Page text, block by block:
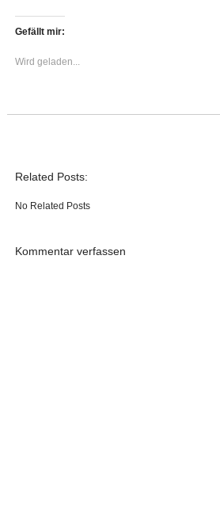
Gefällt mir:
Wird geladen...
Related Posts:
No Related Posts
Kommentar verfassen